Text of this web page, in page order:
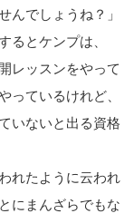
んでしょうね？」
るとケンプは、
レッスンをやって
っているけれど、
いないと出る資格
れたように云われ
にまんざらでもな